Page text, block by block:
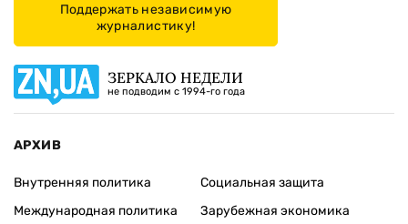
Поддержать независимую
журналистику!
ЗЕРКАЛО НЕДЕЛИ
не подводим с 1994-го года
АРХИВ
Внутренняя политика
Международная политика
Социальная защита
Зарубежная экономика